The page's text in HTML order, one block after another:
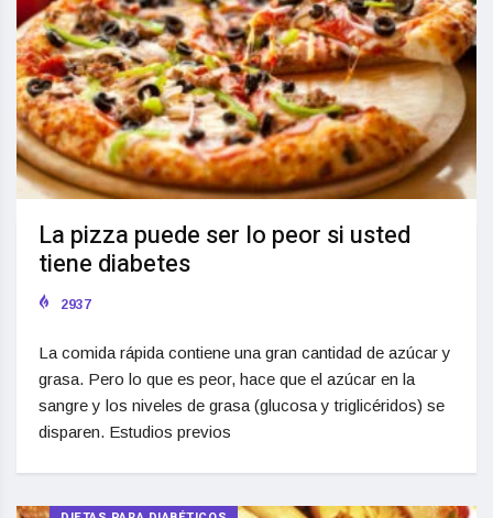
La pizza puede ser lo peor si usted
tiene diabetes
2937
La comida rápida contiene una gran cantidad de azúcar y
grasa. Pero lo que es peor, hace que el azúcar en la
sangre y los niveles de grasa (glucosa y triglicéridos) se
disparen. Estudios previos